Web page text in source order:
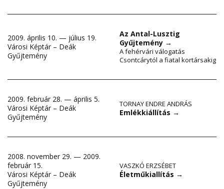
2009. április 10. — július 19.
Városi Képtár – Deák
Gyűjtemény
Az Antal-Lusztig
Gyűjtemény →
A fehérvári válogatás
Csontcárytól a fiatal kortársakig
2009. február 28. — április 5.
Városi Képtár – Deák
Gyűjtemény
TORNAY ENDRE ANDRÁS
Emlékkiállítás →
2008. november 29. — 2009.
február 15.
Városi Képtár – Deák
Gyűjtemény
VASZKÓ ERZSÉBET
Életműkiallítás →